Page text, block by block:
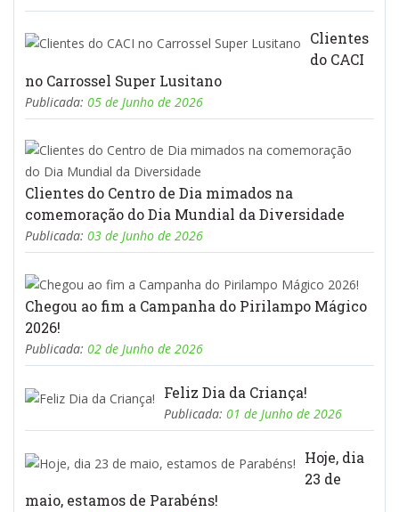
Clientes
do CACI
no Carrossel Super Lusitano
Publicada: 05 de Junho de 2026
Clientes do Centro de Dia mimados na
comemoração do Dia Mundial da Diversidade
Publicada: 03 de Junho de 2026
Chegou ao fim a Campanha do Pirilampo Mágico
2026!
Publicada: 02 de Junho de 2026
Feliz Dia da Criança!
Publicada: 01 de Junho de 2026
Hoje, dia
23 de
maio, estamos de Parabéns!